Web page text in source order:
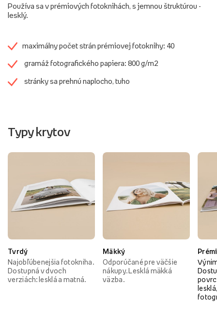
Používa sa v prémiových fotoknihách, s jemnou štruktúrou -
lesklý.
maximálny počet strán prémiovej fotoknihy: 40
gramáž fotografického papiera: 800 g/m2
stránky sa prehnú naplocho, tuho
Typy krytov
Tvrdý
Najobľúbenejšia fotokniha.
Dostupná v dvoch
verziách: lesklá a matná.
Mäkký
Odporúčané pre väčšie
nákupy. Lesklá mäkká
väzba.